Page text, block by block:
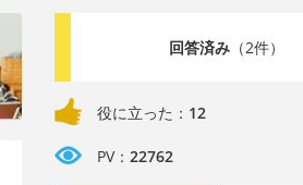
回答済み（2件）
役に立った： 12
PV： 22762